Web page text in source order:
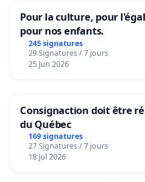
Pour la culture, pour
pour nos enfants.
245 signatures
29 Signatures / 7 jours
25 Jun 2026
Consignaction doit être
du Québec
169 signatures
27 Signatures / 7 jours
18 Jul 2026